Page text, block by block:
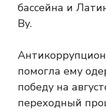
бассейна и
Ву.
помогла ему
победу на
переходный